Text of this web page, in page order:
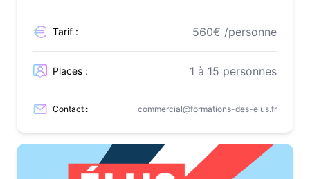
Tarif : 560€ /personne
Places : 1 à 15 personnes
Contact : commercial@formations-des-elus.fr